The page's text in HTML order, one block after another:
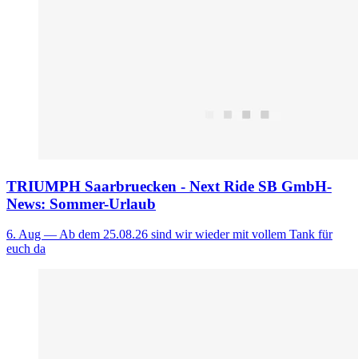
TRIUMPH Saarbruecken - Next Ride SB GmbH-
News: Sommer-Urlaub
6. Aug — Ab dem 25.08.26 sind wir wieder mit vollem Tank für
euch da